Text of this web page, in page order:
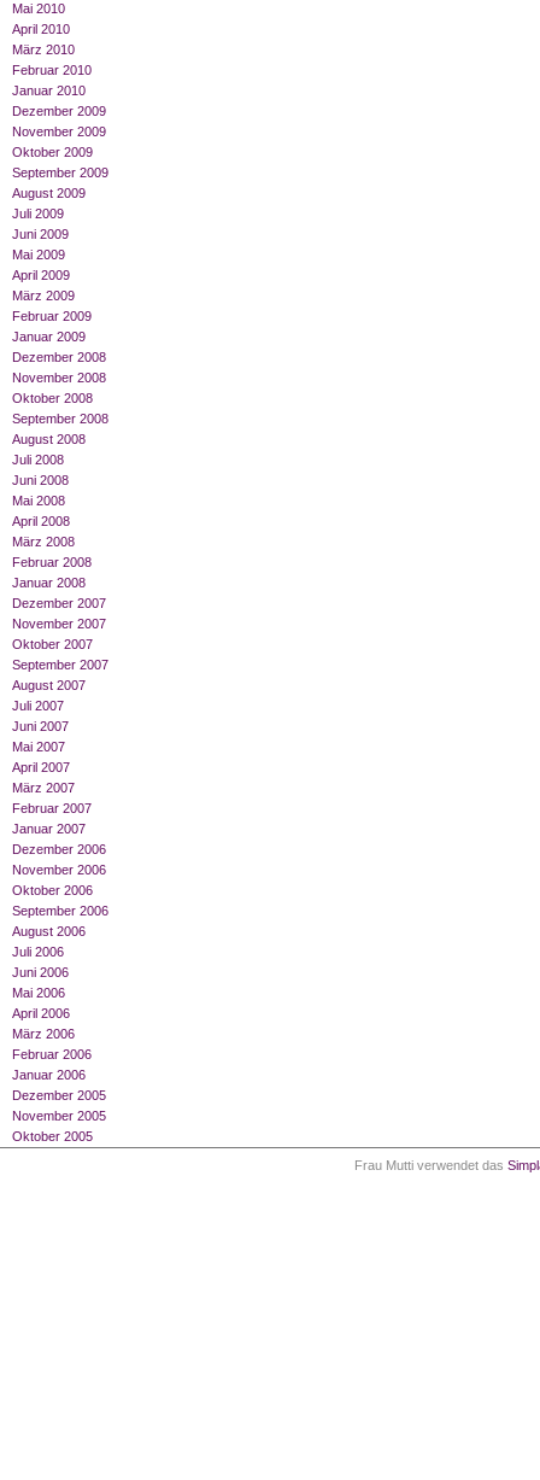
Mai 2010
April 2010
März 2010
Februar 2010
Januar 2010
Dezember 2009
November 2009
Oktober 2009
September 2009
August 2009
Juli 2009
Juni 2009
Mai 2009
April 2009
März 2009
Februar 2009
Januar 2009
Dezember 2008
November 2008
Oktober 2008
September 2008
August 2008
Juli 2008
Juni 2008
Mai 2008
April 2008
März 2008
Februar 2008
Januar 2008
Dezember 2007
November 2007
Oktober 2007
September 2007
August 2007
Juli 2007
Juni 2007
Mai 2007
April 2007
März 2007
Februar 2007
Januar 2007
Dezember 2006
November 2006
Oktober 2006
September 2006
August 2006
Juli 2006
Juni 2006
Mai 2006
April 2006
März 2006
Februar 2006
Januar 2006
Dezember 2005
November 2005
Oktober 2005
Frau Mutti verwendet das